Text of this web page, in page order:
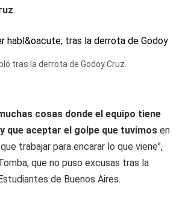
.
tras la derrota de Godoy Cruz.
cosas donde el equipo tiene
que aceptar el golpe que tuvimos en
trabajar para encarar lo que viene",
que no puso excusas tras la
de Buenos Aires.